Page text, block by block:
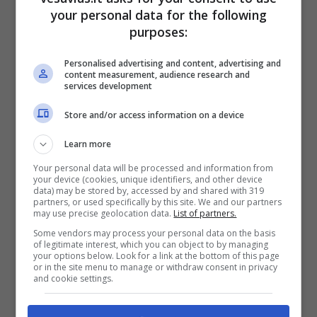
Shakira, ancora guai
con il Fisco: tutti i reati
di cui è accusata
your personal data for the following
purposes:
Personalised advertising and content, advertising and
content measurement, audience research and
services development
Store and/or access information on a device
Learn more
Your personal data will be processed and information from
your device (cookies, unique identifiers, and other device
data) may be stored by, accessed by and shared with 319
partners, or used specifically by this site. We and our partners
may use precise geolocation data. List of partners.
Some vendors may process your personal data on the basis
of legitimate interest, which you can object to by managing
your options below. Look for a link at the bottom of this page
or in the site menu to manage or withdraw consent in privacy
and cookie settings.